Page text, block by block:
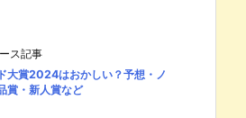
ス記事
大賞2024はおかしい？予想・ノ
賞・新人賞など